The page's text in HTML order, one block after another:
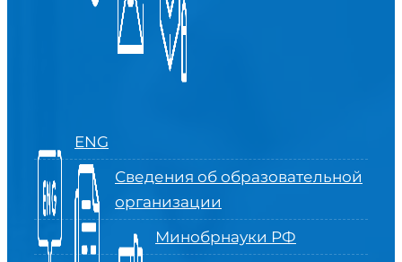
ENG
Сведения об образовательной
организации
Минобрнауки РФ